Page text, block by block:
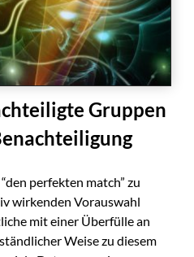
Gruppen
perfekten match” zu
wirkenden Vorauswahl
mit einer Überfülle an
Weise zu diesem